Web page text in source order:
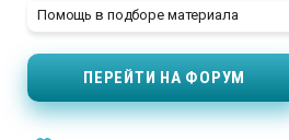
Помощь в подборе материала
ПЕРЕЙТИ НА ФОРУМ